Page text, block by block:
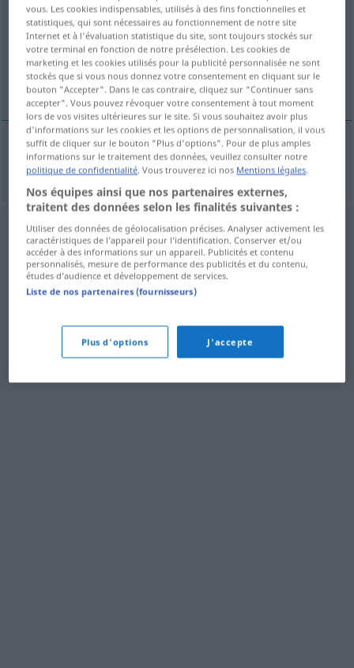
Vue d'ensemble de toutes les traductions
(Pour plus d'informations, cliquez sur/touchez la traduction)
Hausmittel
HausmittelnArznei lektvar
vous. Les cookies indispensables, utilisés à des fins fonctionnelles et
statistiques, qui sont nécessaires au fonctionnement de notre site
Internet et à l'évaluation statistique du site, sont toujours stockés sur
votre terminal en fonction de notre présélection. Les cookies de
marketing et les cookies utilisés pour la publicité personnalisée ne sont
stockés que si vous nous donnez votre consentement en cliquant sur le
bouton "Accepter". Dans le cas contraire, cliquez sur "Continuer sans
accepter". Vous pouvez révoquer votre consentement à tout moment
lors de vos visites ultérieures sur le site. Si vous souhaitez avoir plus
d'informations sur les cookies et les options de personnalisation, il vous
suffit de cliquer sur le bouton "Plus d'options". Pour de plus amples
informations sur le traitement des données, veuillez consulter notre
politique de confidentialité. Vous trouverez ici nos Mentions légales.
Nos équipes ainsi que nos partenaires externes,
traitent des données selon les finalités suivantes :
Utiliser des données de géolocalisation précises. Analyser activement les
caractéristiques de l’appareil pour l’identification. Conserver et/ou
accéder à des informations sur un appareil. Publicités et contenu
personnalisés, mesure de performance des publicités et du contenu,
études d’audience et développement de services.
Liste de nos partenaires (fournisseurs)
Plus d'options J'accepte